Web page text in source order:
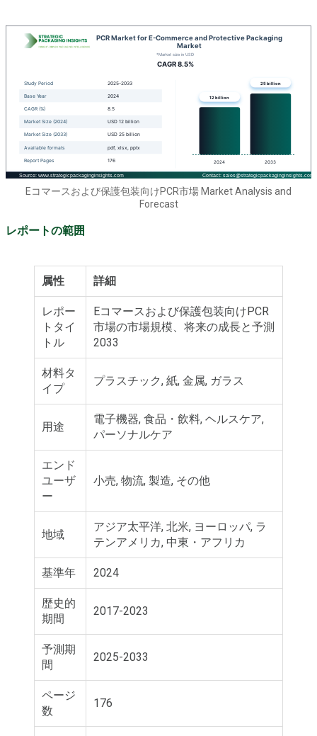
Eコマースおよび保護包装向けPCR市場 Market Analysis and
Forecast
レポートの範囲
属性 詳細
レポー
トタイ
トル
Eコマースおよび保護包装向けPCR
市場の市場規模、将来の成長と予測
2033
材料タ
イプ
プラスチック, 紙, 金属, ガラス
用途
電子機器, 食品・飲料, ヘルスケア,
パーソナルケア
エンド
ユーザ
ー
小売, 物流, 製造, その他
地域
アジア太平洋, 北米, ヨーロッパ, ラ
テンアメリカ, 中東・アフリカ
基準年 2024
歴史的
期間
2017-2023
予測期
間
2025-2033
ページ
数
176